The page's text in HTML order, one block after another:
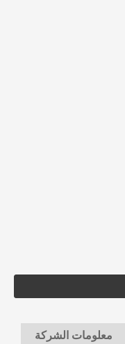
معلومات الشركة